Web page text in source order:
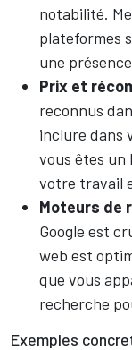
notabilité.
plateformes
une
Prix et
reconnus
inclure dans
vous êtes un
votre travail
Moteurs de
Google est
web est
que vous
recherche
Exemples